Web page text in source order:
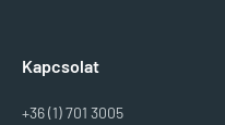
Kapcsolat
+36 (1) 701 3005